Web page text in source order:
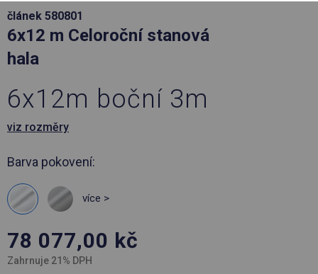
článek 580801
6x12 m Celoroční stanová
hala
6x12m boční 3m
viz rozměry
Barva pokovení:
více >
78 077,00 kč
Zahrnuje 21% DPH